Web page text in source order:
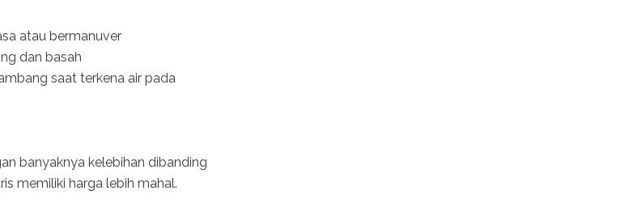
atau bermanuver
dan basah
saat terkena air pada
banyaknya kelebihan dibanding
memiliki harga lebih mahal.